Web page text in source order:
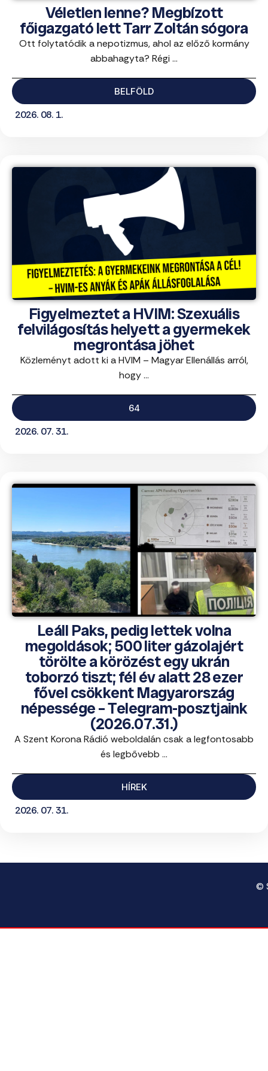
Véletlen lenne? Megbízott
főigazgató lett Tarr Zoltán sógora
Ott folytatódik a nepotizmus, ahol az előző kormány
abbahagyta? Régi ...
BELFÖLD
2026. 08. 1.
Figyelmeztet a HVIM: Szexuális
felvilágosítás helyett a gyermekek
megrontása jöhet
Közleményt adott ki a HVIM – Magyar Ellenállás arról,
hogy ...
64
2026. 07. 31.
Leáll Paks, pedig lettek volna
megoldások; 500 liter gázolajért
törölte a körözést egy ukrán
toborzó tiszt; fél év alatt 28 ezer
fővel csökkent Magyarország
népessége – Telegram-posztjaink
(2026.07.31.)
A Szent Korona Rádió weboldalán csak a legfontosabb
és legbővebb ...
HÍREK
2026. 07. 31.
©